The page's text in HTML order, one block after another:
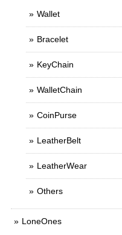
Wallet
Bracelet
KeyChain
WalletChain
CoinPurse
LeatherBelt
LeatherWear
Others
LoneOnes